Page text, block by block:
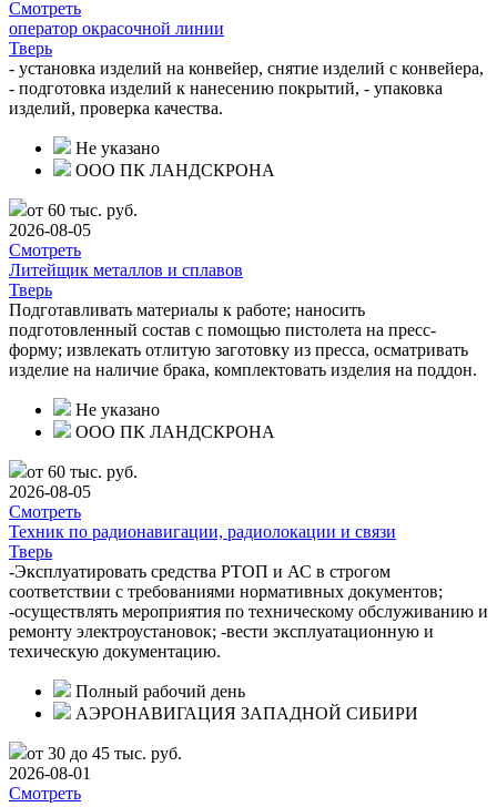
Смотреть
оператор окрасочной линии
Тверь
- установка изделий на конвейер, снятие изделий с конвейера,
- подготовка изделий к нанесению покрытий, - упаковка
изделий, проверка качества.
Не указано
ООО ПК ЛАНДСКРОНА
от 60 тыс. руб.
2026-08-05
Смотреть
Литейщик металлов и сплавов
Тверь
Подготавливать материалы к работе; наносить
подготовленный состав с помощью пистолета на пресс-
форму; извлекать отлитую заготовку из пресса, осматривать
изделие на наличие брака, комплектовать изделия на поддон.
Не указано
ООО ПК ЛАНДСКРОНА
от 60 тыс. руб.
2026-08-05
Смотреть
Техник по радионавигации, радиолокации и связи
Тверь
-Эксплуатировать средства РТОП и АС в строгом
соответствии с требованиями нормативных документов;
-осуществлять мероприятия по техническому обслуживанию и
ремонту электроустановок; -вести эксплуатационную и
техическую документацию.
Полный рабочий день
АЭРОНАВИГАЦИЯ ЗАПАДНОЙ СИБИРИ
от 30 до 45 тыс. руб.
2026-08-01
Смотреть